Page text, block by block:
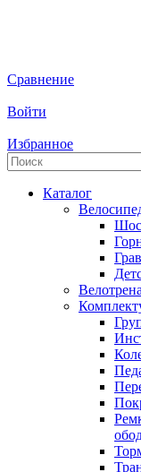
Сравнение
Войти
Избранное
Каталог